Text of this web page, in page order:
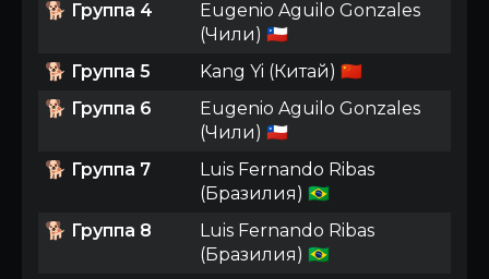
🐕 Группа 4
Eugenio Aguilo Gonzales
(Чили) 🇨🇱
🐕 Группа 5
Kang Yi (Китай) 🇨🇳
🐕 Группа 6
Eugenio Aguilo Gonzales
(Чили) 🇨🇱
🐕 Группа 7
Luis Fernando Ribas
(Бразилия) 🇧🇷
🐕 Группа 8
Luis Fernando Ribas
(Бразилия) 🇧🇷